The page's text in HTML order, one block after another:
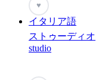
♥
イタリア語
ストゥーディオ
studio